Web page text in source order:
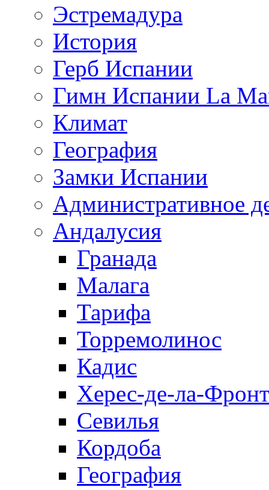
Эстремадура
История
Герб Испании
Гимн Испании La
Климат
География
Замки Испании
Административное
Андалусия
Гранада
Малага
Тарифа
Торремолинос
Кадис
Херес-де-ла-
Севилья
Кордоба
География